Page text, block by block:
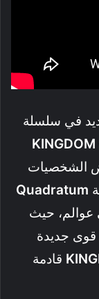
في سلسلة
KINGDOM
الشخصيات
Quadratum
عوالم، حيث
جديدة
قادمة